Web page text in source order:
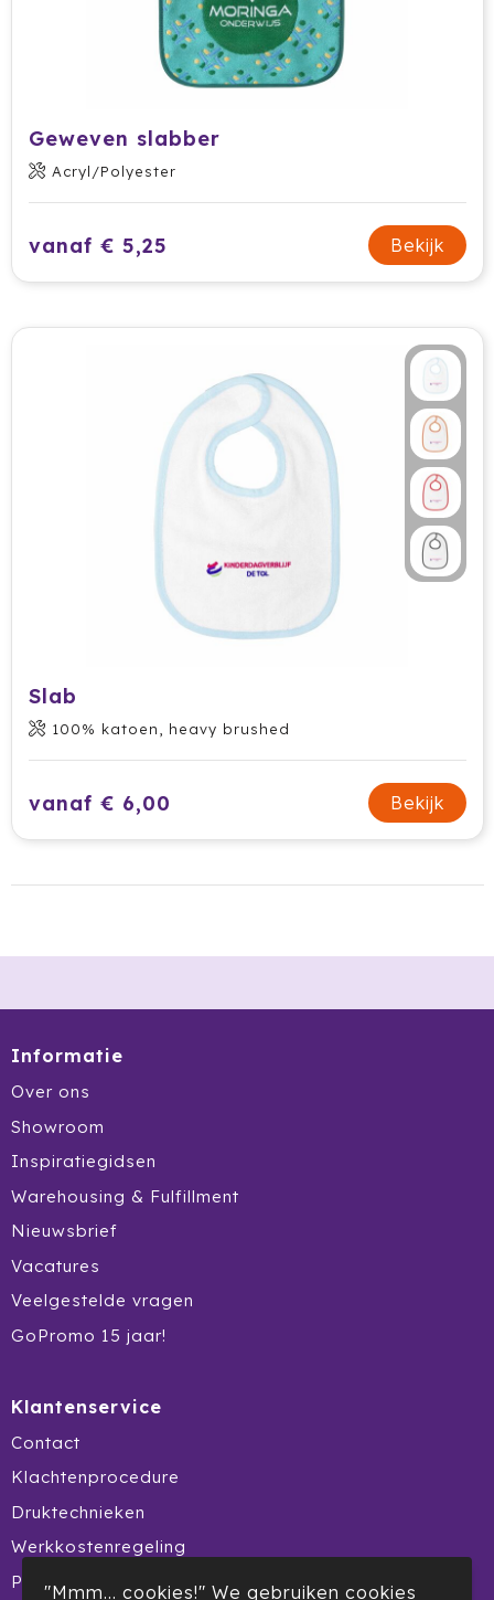
Geweven slabber
Acryl/Polyester
vanaf € 5,25 Bekijk
Slab
100% katoen, heavy brushed
vanaf € 6,00 Bekijk
Informatie
Over ons
Showroom
Inspiratiegidsen
Warehousing & Fulfillment
Nieuwsbrief
Vacatures
Veelgestelde vragen
GoPromo 15 jaar!
Klantenservice
Contact
Klachtenprocedure
Druktechnieken
Werkkostenregeling
Product Recall
"Mmm... cookies!" We gebruiken cookies